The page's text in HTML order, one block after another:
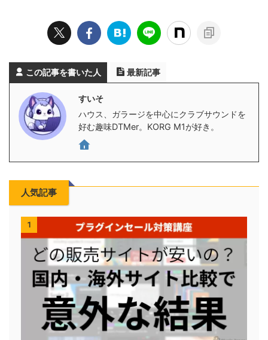
この記事を書いた人 最新記事
すいそ
ハウス、ガラージを中心にクラブサウンドを
好む趣味DTMer。KORG M1が好き。
人気記事
1